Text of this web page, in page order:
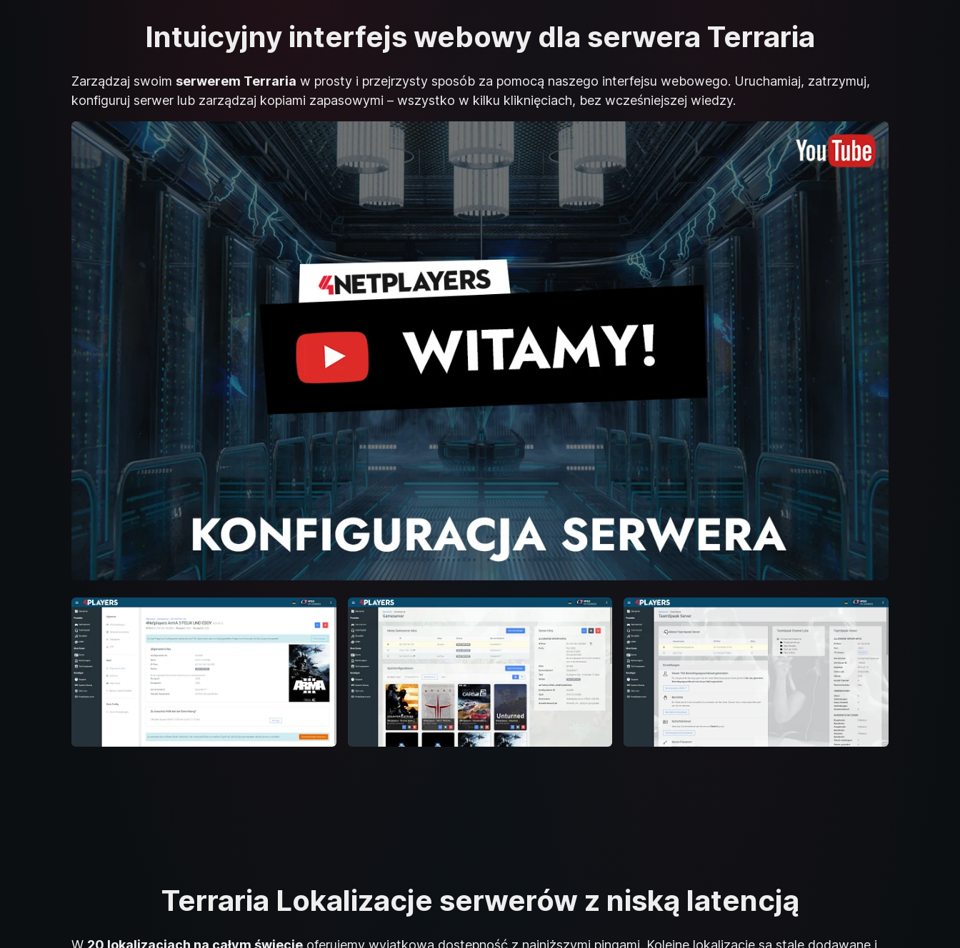
Intuicyjny interfejs webowy dla serwera Terraria
Zarządzaj swoim serwerem Terraria w prosty i przejrzysty sposób za pomocą naszego interfejsu webowego. Uruchamiaj, zatrzymuj,
konfiguruj serwer lub zarządzaj kopiami zapasowymi – wszystko w kilku kliknięciach, bez wcześniejszej wiedzy.
Terraria Lokalizacje serwerów z niską latencją
W 20 lokalizacjach na całym świecie oferujemy wyjątkową dostępność z najniższymi pingami. Kolejne lokalizacje są stale dodawane i